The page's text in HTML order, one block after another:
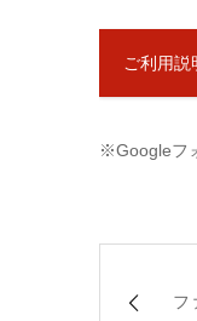
ご利用説
※Googleフ
フ